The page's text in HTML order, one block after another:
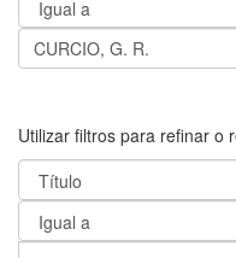
Utilizar filtros para refinar o